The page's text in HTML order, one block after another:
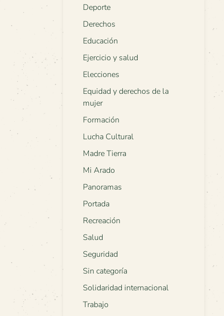
Deporte
Derechos
Educación
Ejercicio y salud
Elecciones
Equidad y derechos de la
mujer
Formación
Lucha Cultural
Madre Tierra
Mi Arado
Panoramas
Portada
Recreación
Salud
Seguridad
Sin categoría
Solidaridad internacional
Trabajo